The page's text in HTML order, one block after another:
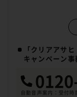
「クリアアサ
キャンペーン事
自動音声案内：受付